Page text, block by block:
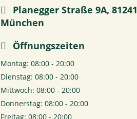
Planegger Straße 9A, 81241
München
Öffnungszeiten
Montag: 08:00 - 20:00
Dienstag: 08:00 - 20:00
Mittwoch: 08:00 - 20:00
Donnerstag: 08:00 - 20:00
Freitag: 08:00 - 20:00